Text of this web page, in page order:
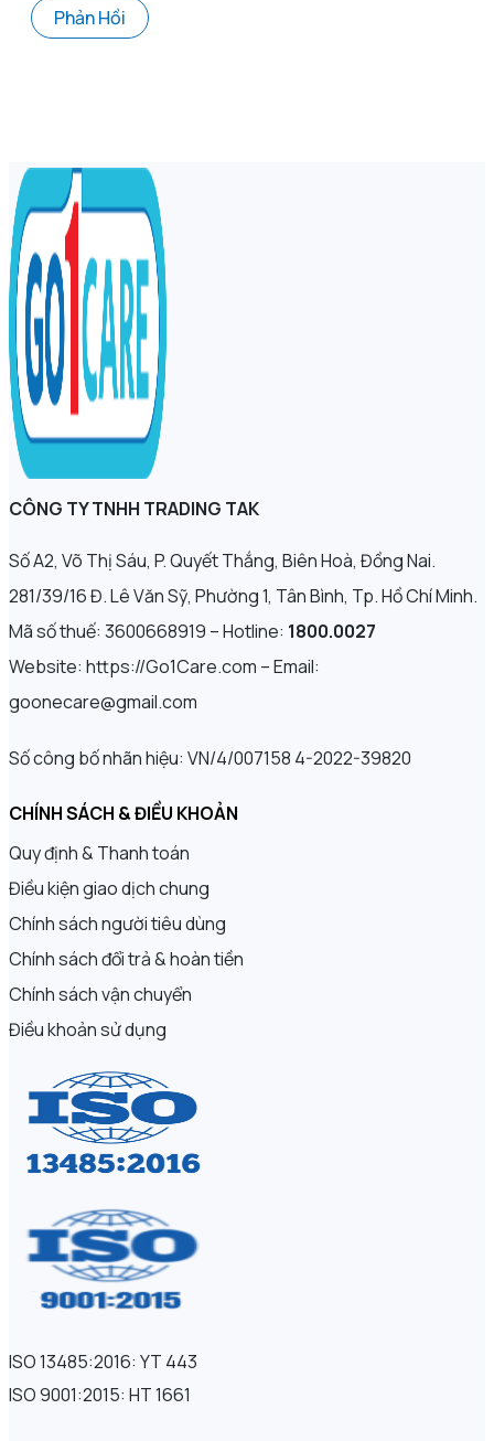
CÔNG TY TNHH TRADING TAK
Số A2, Võ Thị Sáu, P. Quyết Thắng, Biên Hoà, Đồng Nai.
281/39/16 Đ. Lê Văn Sỹ, Phường 1, Tân Bình, Tp. Hồ Chí Minh.
Mã số thuế: 3600668919 – Hotline: 1800.0027
Website: https://Go1Care.com – Email:
goonecare@gmail.com
Số công bố nhãn hiệu: VN/4/007158 4-2022-39820
CHÍNH SÁCH & ĐIỀU KHOẢN
Quy định & Thanh toán
Điều kiện giao dịch chung
Chính sách người tiêu dùng
Chính sách đổi trả & hoàn tiền
Chính sách vận chuyển
Điều khoản sử dụng
ISO 13485:2016: YT 443
ISO 9001:2015: HT 1661